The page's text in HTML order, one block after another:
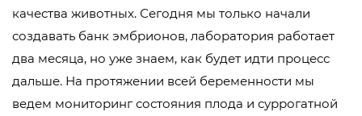
качества животных. Сегодня мы только начали
создавать банк эмбрионов, лаборатория работает
два месяца, но уже знаем, как будет идти процесс
дальше. На протяжении всей беременности мы
ведем мониторинг состояния плода и суррогатной